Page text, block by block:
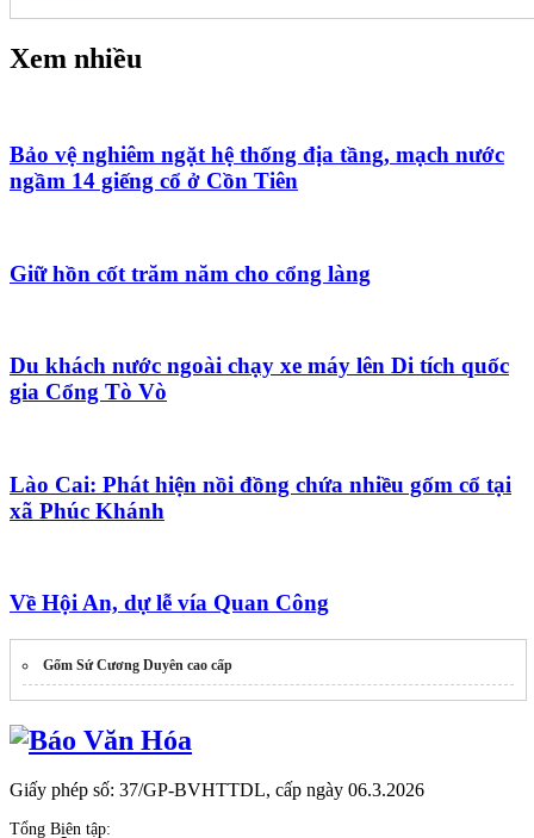
Xem nhiều
Bảo vệ nghiêm ngặt hệ thống địa tầng, mạch nước
ngầm 14 giếng cổ ở Cồn Tiên
Giữ hồn cốt trăm năm cho cổng làng
Du khách nước ngoài chạy xe máy lên Di tích quốc
gia Cổng Tò Vò
Lào Cai: Phát hiện nồi đồng chứa nhiều gốm cổ tại
xã Phúc Khánh
Về Hội An, dự lễ vía Quan Công
Gốm Sứ Cương Duyên cao cấp
Giấy phép số: 37/GP-BVHTTDL, cấp ngày 06.3.2026
Tổng Biên tập: